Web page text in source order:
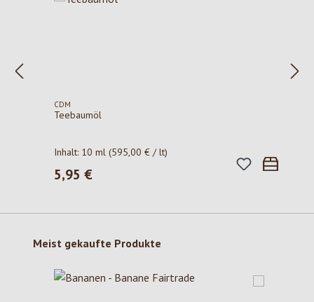
CDM
Teebaumöl
Inhalt: 10 ml(595,00 € / lt)
Regulärer Preis:
5,95 €
Produktgalerie überspringen
Meist gekaufte Produkte